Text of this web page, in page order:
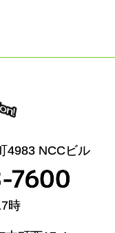
4983 NCCビル
時